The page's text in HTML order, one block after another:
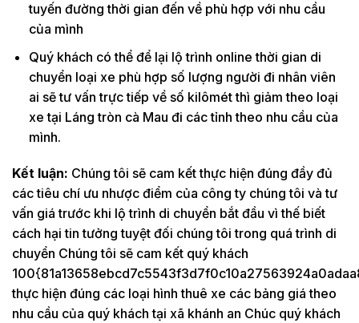
tuyến đường thời gian đến về phù hợp với nhu cầu
của mình
Quý khách có thể để lại lộ trình online thời gian di
chuyển loại xe phù hợp số lượng người đi nhân viên
ai sẽ tư vấn trực tiếp về số kilômét thì giảm theo loại
xe tại Láng tròn cà Mau đi các tỉnh theo nhu cầu của
mình.
Kết luận: Chúng tôi sẽ cam kết thực hiện đúng đầy đủ
các tiêu chí ưu nhược điểm của công ty chúng tôi và tư
vấn giá trước khi lộ trình di chuyển bắt đầu vì thế biết
cách hại tin tưởng tuyệt đối chúng tôi trong quá trình di
chuyển Chúng tôi sẽ cam kết quý khách
thực hiện đúng các loại hình thuê xe các bảng giá theo
nhu cầu của quý khách tại xã khánh an Chúc quý khách